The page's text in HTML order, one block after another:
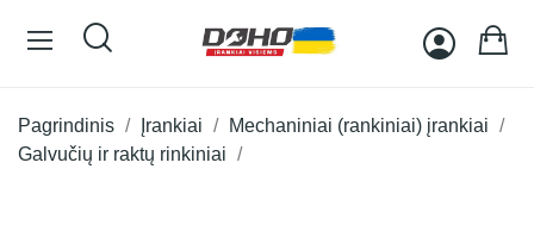
Pagrindinis Įrankiai
Mechaniniai (rankiniai) įrankiai
Galvučių ir raktų rinkiniai